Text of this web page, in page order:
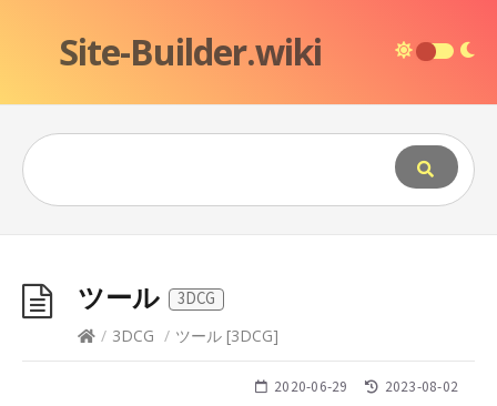
Site-Builder.wiki
ツール
3DCG
/ 3DCG / ツール [3DCG]
2020-06-29 2023-08-02